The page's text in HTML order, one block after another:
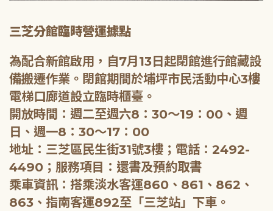
三芝分館臨時營運據點
為配合新館啟用，自7月13日起閉館進行館藏設
備搬遷作業。閉館期間於埔坪市民活動中心3樓
電梯口廊道設立臨時櫃臺。
開放時間：週二至週六8：30～19：00、週
日、週一8：30～17：00
地址：三芝區民生街31號3樓；電話：2492-
4490；服務項目：還書及預約取書
乘車資訊：搭乘淡水客運860、861、862、
863、指南客運892至「三芝站」下車。